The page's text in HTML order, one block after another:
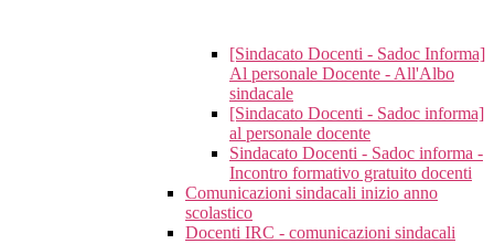
[Sindacato Docenti - Sadoc Informa]
Al personale Docente - All'Albo
sindacale
[Sindacato Docenti - Sadoc informa]
al personale docente
Sindacato Docenti - Sadoc informa -
Incontro formativo gratuito docenti
Comunicazioni sindacali inizio anno
scolastico
Docenti IRC - comunicazioni sindacali